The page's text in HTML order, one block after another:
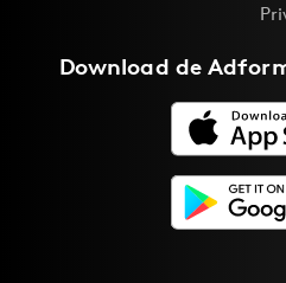
Download de